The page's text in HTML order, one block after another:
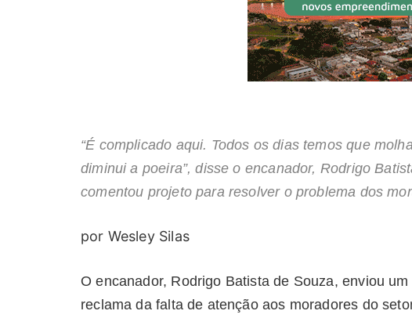
“É complicado aqui. Todos os dias temos que
diminui a poeira”, disse o encanador, Rodrigo
comentou projeto para resolver o problema dos
por Wesley Silas
O encanador, Rodrigo Batista de Souza, enviou
reclama da falta de atenção aos moradores do